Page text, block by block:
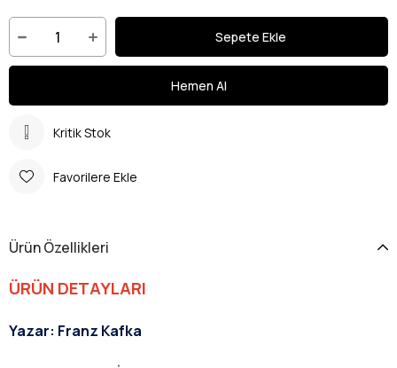
Kritik Stok
Favorilere Ekle
Ürün Özellikleri
ÜRÜN DETAYLARI
Yazar: Franz Kafka